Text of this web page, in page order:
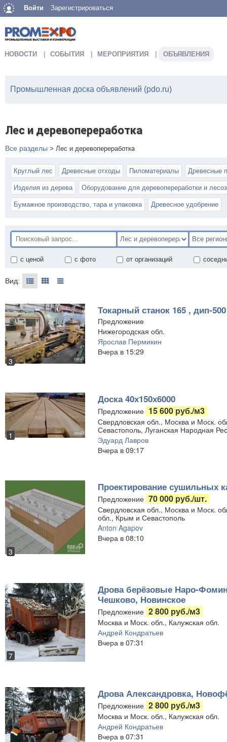
Войти Зарегистрироваться
НОВОСТИ СОБЫТИЯ МЕРОПРИЯТИЯ ОБЪЯВЛЕНИЯ
Промышленная доска объявлений (pdo.ru)
Лес и деревопереработка
Все разделы > Лес и деревопереработка
Круглый лес Древесные отходы Пиломатериалы Древесные
Изделия из дерева Оборудование для деревопереработки и
Бумажное производство, тара и упаковка Древесное удобрение
с ценой с фото от организаций
Вид:
3
Токарный станок 165 , дип-
Предложение
Нижегородская обл.
Ярослав Пермикин
Вчера в 15:29
1
Доска 40х150х6000
Предложение 15 600 руб./м3
Свердловская обл., Москва и Моск.
Севастополь, Луганская Народная
Эдуард Лавров
Вчера в 09:17
3
Проектирование сушильных
Предложение 70 000 руб./шт.
Свердловская обл., Москва и Моск.
обл., Крым и Севастополь
Anton Agapov
Вчера в 08:10
7
Дрова берёзовые Наро-
Чешково, Новинское
Предложение 2 800 руб./м3
Москва и Моск. обл., Калужская обл.
Андрей Кондратьев
Вчера в 07:31
Дрова Александровка,
Предложение 2 800 руб./м3
Москва и Моск. обл., Калужская обл.
Андрей Кондратьев
Вчера в 07:31